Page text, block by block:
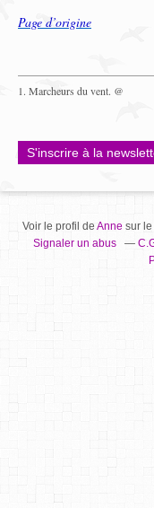
Page d’origine
1. Marcheurs du vent. @
S'inscrire à la
Voir le profil de Annesur le
Signaler un abus